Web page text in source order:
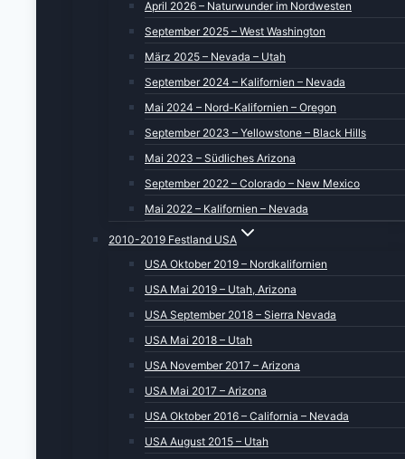
April 2026 – Naturwunder im Nordwesten
September 2025 – West Washington
März 2025 – Nevada – Utah
September 2024 – Kalifornien – Nevada
Mai 2024 – Nord-Kalifornien – Oregon
September 2023 – Yellowstone – Black Hills
Mai 2023 – Südliches Arizona
September 2022 – Colorado – New Mexico
Mai 2022 – Kalifornien – Nevada
2010-2019 Festland USA
USA Oktober 2019 – Nordkalifornien
USA Mai 2019 – Utah, Arizona
USA September 2018 – Sierra Nevada
USA Mai 2018 – Utah
USA November 2017 – Arizona
USA Mai 2017 – Arizona
USA Oktober 2016 – California – Nevada
USA August 2015 – Utah